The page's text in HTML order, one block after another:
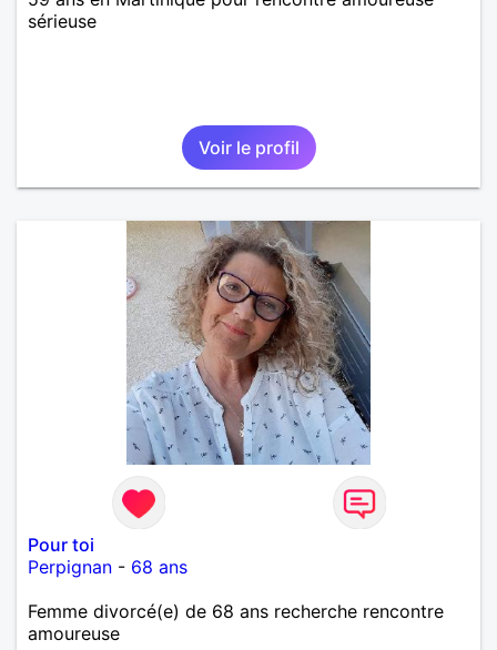
sérieuse
Voir le profil
Pour toi
Perpignan - 68 ans
Femme divorcé(e) de 68 ans recherche rencontre
amoureuse